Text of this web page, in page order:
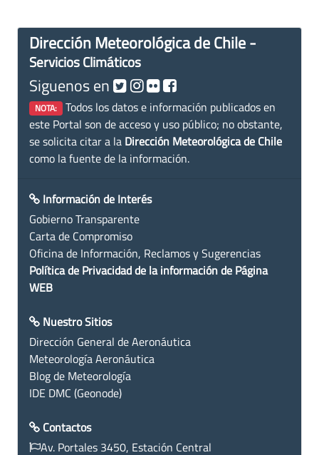
Dirección Meteorológica de Chile -
Servicios Climáticos
Siguenos en
NOTA: Todos los datos e información publicados en
este Portal son de acceso y uso público; no obstante,
se solicita citar a la Dirección Meteorológica de Chile
como la fuente de la información.
Información de Interés
Gobierno Transparente
Carta de Compromiso
Oficina de Información, Reclamos y Sugerencias
Política de Privacidad de la información de Página
WEB
Nuestro Sitios
Dirección General de Aeronáutica
Meteorología Aeronáutica
Blog de Meteorología
IDE DMC (Geonode)
Contactos
Av. Portales 3450, Estación Central